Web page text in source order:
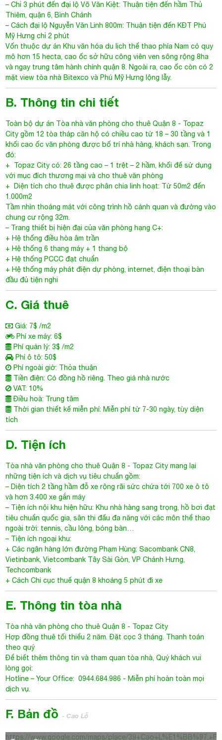
– Chỉ 3 phút đến đại lộ Võ Văn Kiệt: Thuận tiện đến hầm Thủ
Thiêm, quận 6, Bình Chánh
– Cách đại lộ Nguyễn Văn Linh 800m: Thuận tiện đến KĐT Phú
Mỹ Hưng chỉ 2 phút
Vốn thuộc dự án Khu văn hóa du lịch thể thao phía Nam có quy
mô hơn 15 hecta, cao ốc sở hữu công viên ven sông rộng 8ha
và ngay trung tâm hành chính quận 8. Ngoài ra, cao ốc còn có 2
mặt view tòa nhà Bitexco và Phú Mỹ Hưng lộng lẫy.
B. Thông tin chi tiết
Toàn bộ dự án Tòa nhà văn phòng cho thuê Quận 8 - Topaz
City gồm 12 tòa tháp căn hộ có chiều cao từ 18 – 30 tầng và 1
khối cao ốc văn phòng được bố trí nhà hàng, khách sạn. Trong
đó:
+ Topaz City có: 26 tầng cao – 1 trệt – 2 hầm, khối đế sử dụng
với mục đích thương mại và cho thuê văn phòng
+ Diện tích cho thuê được phân chia linh hoạt: Từ 50m2 đến
1.000m2
Tầm nhìn thoáng mát với công trình hồ cảnh quan và đường vào
chung cư rộng 32m.
– Trang thiết bị hiện đại của văn phòng hạng C+:
+ Hệ thống điều hòa âm trần
+ Hệ thống 6 thang máy + 1 thang bộ
+ Hệ thống PCCC đạt chuẩn
+ Hệ thống máy phát điện dự phòng, internet, điện thoại bàn
đầu đủ tiện nghi
C. Giá thuê
Giá: 7$ /m2
Phí xe máy: 6$
Phí quản lý: 3$ /m2
Phí ô tô: 50$
Phí ngoài giờ: Thỏa thuận
Tiền điện: Có đồng hồ riêng. Theo giá nhà nước
VAT: 10%
Điều hoà: Trung tâm
Thời gian thiết kế miễn phí: Miễn phí từ 7-30 ngày, tùy diện
tích
D. Tiện ích
Tòa nhà văn phòng cho thuê Quận 8 - Topaz City mang lại
những tiện ích và dịch vụ tiêu chuẩn gồm:
– Diện tích 2 tầng hầm đỗ xe rộng rãi sức chứa tới 700 xe ô tô
và hơn 3.400 xe gắn máy
– Tiện ích nội khu hiện hữu: Khu nhà hàng sang trọng, hồ bơi đạt
tiêu chuẩn quốc gia, sân thi đấu đa năng với các môn thể thao
ngoài trời: tennis, cầu lông, bóng bàn…
– Tiện ích ngoại khu:
+ Các ngân hàng lớn đường Phạm Hùng: Sacombank CN8,
Vietinbank, Vietcombank Tây Sài Gòn, VP Chánh Hưng,
Techcombank
+ Cách Chi cục thuế quận 8 khoảng 5 phút đi xe
E. Thông tin tòa nhà
Tòa nhà văn phòng cho thuê Quận 8 - Topaz City
Hợp đồng thuê tối thiểu 2 năm. Đặt cọc 3 tháng. Thanh toán
theo quý
Để biết thêm thông tin và tham quan tòa nhà, Quý khách vui
lòng gọi:
Hotline – Your Office: 0944.684.986 - Miễn phí hoàn toàn mọi
dịch vụ.
F. Bản đồ- Cao Lỗ
https://www.google.com/maps/place/